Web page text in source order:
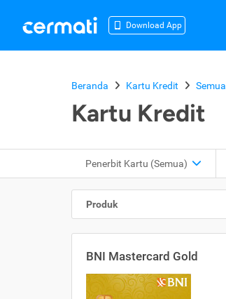
Download App
Beranda Kartu Kredit Semua
Kartu Kredit
Penerbit Kartu (Semua)
Produk
BNI Mastercard Gold